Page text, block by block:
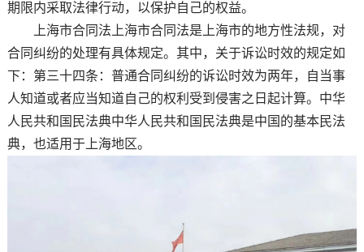
期限内采取法律行动，以保护自己的权益。
上海市合同法上海市合同法是上海市的地方性法规，对
合同纠纷的处理有具体规定。其中，关于诉讼时效的规定如
下：第三十四条：普通合同纠纷的诉讼时效为两年，自当事
人知道或者应当知道自己的权利受到侵害之日起计算。中华
人民共和国民法典中华人民共和国民法典是中国的基本民法
典，也适用于上海地区。